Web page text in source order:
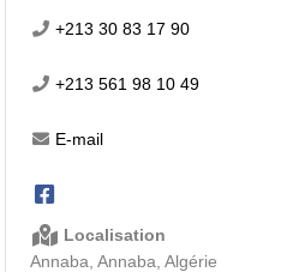
+213 30 83 17 90
+213 561 98 10 49
E-mail
Localisation
Annaba, Annaba, Algérie